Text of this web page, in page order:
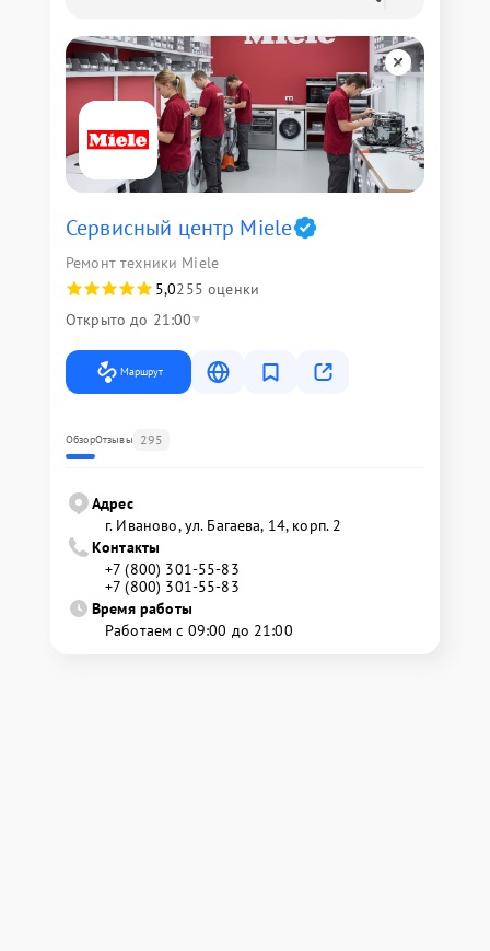
Сервисный центр Miele
Ремонт техники Miele
5,0255 оценки
Открыто до 21:00
Маршрут
ОбзорОтзывы 295
Адрес
г. Иваново, ул. Багаева, 14, корп. 2
Контакты
+7 (800) 301-55-83
+7 (800) 301-55-83
Время работы
Работаем с 09:00 до 21:00